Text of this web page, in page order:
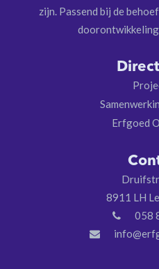
zijn. Passend bij de
doorontwikkeling
Erfgoed
8911 LH
058